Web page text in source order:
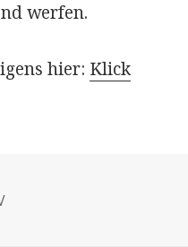
werfen.
hier: Klick